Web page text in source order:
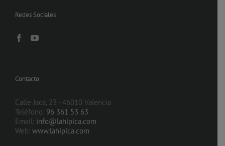
Redes Sociales
Contacto
Calle Jaca, 23 - 46010 Valencia
Teléfono: 96 361 53 63
Email: info@lahipica.com
Web: www.lahipica.com